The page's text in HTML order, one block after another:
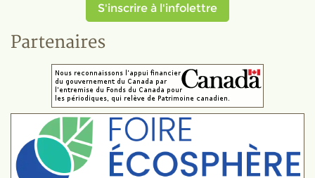
S'inscrire à l'infolettre
Partenaires